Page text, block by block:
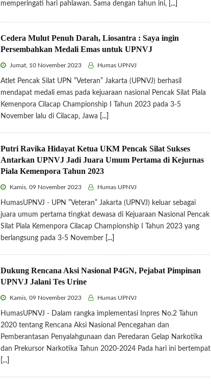
memperingati hari pahlawan. Sama dengan tahun ini, [...]
Cedera Mulut Penuh Darah, Liosantra : Saya ingin
Persembahkan Medali Emas untuk UPNVJ
Jumat, 10 November 2023 Humas UPNVJ
Atlet Pencak Silat UPN ”Veteran” Jakarta (UPNVJ) berhasil
mendapat medali emas pada kejuaraan nasional Pencak Silat Piala
Kemenpora Cilacap Championship I Tahun 2023 pada 3-5
November lalu di Cilacap, Jawa
[...]
Putri Ravika Hidayat Ketua UKM Pencak Silat Sukses
Antarkan UPNVJ Jadi Juara Umum Pertama di Kejurnas
Piala Kemenpora Tahun 2023
Kamis, 09 November 2023 Humas UPNVJ
HumasUPNVJ - UPN ”Veteran” Jakarta (UPNVJ) keluar sebagai
juara umum pertama tingkat dewasa di Kejuaraan Nasional Pencak
Silat Piala Kemenpora Cilacap Championship I Tahun 2023 yang
berlangsung pada 3-5 November [...]
Dukung Rencana Aksi Nasional P4GN, Pejabat Pimpinan
UPNVJ Jalani Tes Urine
Kamis, 09 November 2023 Humas UPNVJ
HumasUPNVJ - Dalam rangka implementasi Inpres No.2 Tahun
2020 tentang Rencana Aksi Nasional Pencegahan dan
Pemberantasan Penyalahgunaan dan Peredaran Gelap Narkotika
dan Prekursor Narkotika Tahun 2020-2024 Pada hari ini bertempat
[...]